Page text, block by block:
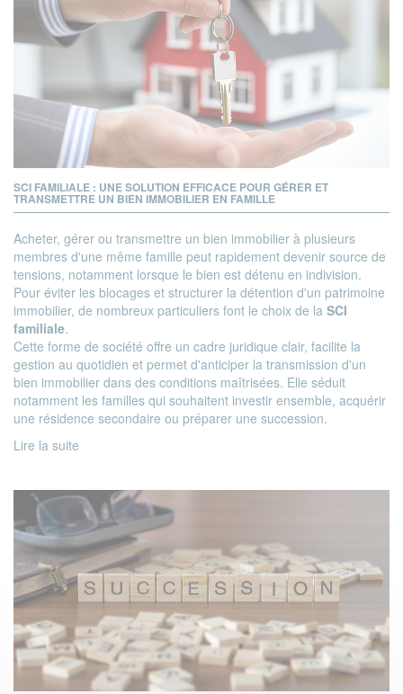
SCI FAMILIALE : UNE SOLUTION EFFICACE POUR GÉRER ET
TRANSMETTRE UN BIEN IMMOBILIER EN FAMILLE
Acheter, gérer ou transmettre un bien immobilier à plusieurs
membres d'une même famille peut rapidement devenir source de
tensions, notamment lorsque le bien est détenu en indivision.
Pour éviter les blocages et structurer la détention d'un patrimoine
immobilier, de nombreux particuliers font le choix de la SCI
familiale.
Cette forme de société offre un cadre juridique clair, facilite la
gestion au quotidien et permet d'anticiper la transmission d'un
bien immobilier dans des conditions maîtrisées. Elle séduit
notamment les familles qui souhaitent investir ensemble, acquérir
une résidence secondaire ou préparer une succession.
Lire la suite